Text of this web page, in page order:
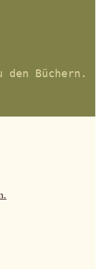
den Büchern.